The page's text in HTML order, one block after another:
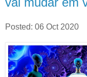
Posted: 06 Oct 2020